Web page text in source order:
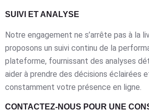
SUIVI ET ANALYSE
Notre engagement ne s’arrête pas à la
proposons un suivi continu de la
plateforme, fournissant des analyses
aider à prendre des décisions éclairées
constamment votre présence en ligne.
CONTACTEZ-NOUS POUR UNE